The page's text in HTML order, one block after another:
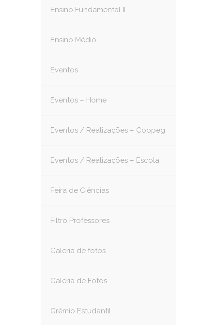
Ensino Fundamental II
Ensino Médio
Eventos
Eventos – Home
Eventos / Realizações – Coopeg
Eventos / Realizações – Escola
Feira de Ciências
Filtro Professores
Galeria de fotos
Galeria de Fotos
Grêmio Estudantil